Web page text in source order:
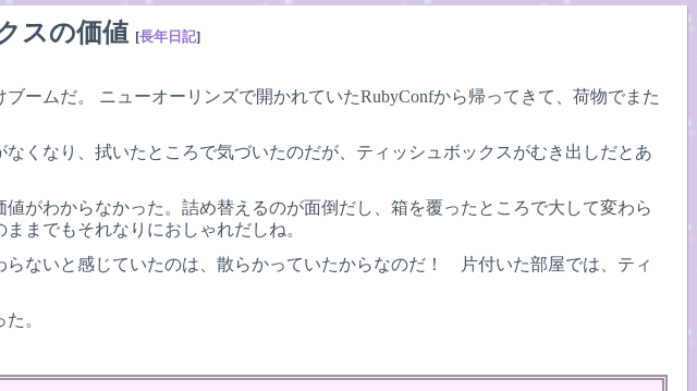
スの価値 [長年日記]
ームだ。 ニューオーリンズで開かれていたRubyConfから帰ってきて、荷物でまた
くなり、拭いたところで気づいたのだが、ティッシュボックスがむき出しだとあ
がわからなかった。詰め替えるのが面倒だし、箱を覆ったところで大して変わら
までもそれなりにおしゃれだしね。
らないと感じていたのは、散らかっていたからなのだ！ 片付いた部屋では、ティ
。